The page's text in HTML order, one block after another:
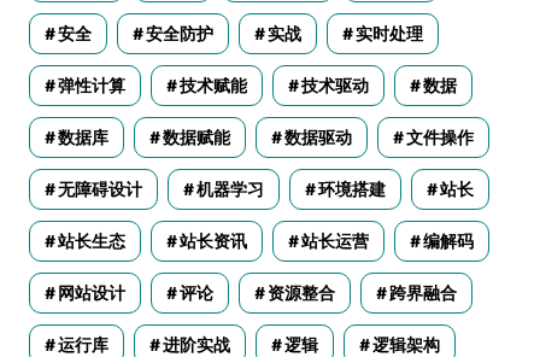
安全 安全防护 实战 实时处理
弹性计算 技术赋能 技术驱动 数据
数据库 数据赋能 数据驱动 文件操作
无障碍设计 机器学习 环境搭建 站长
站长生态 站长资讯 站长运营 编解码
网站设计 评论 资源整合 跨界融合
运行库 进阶实战 逻辑 逻辑架构